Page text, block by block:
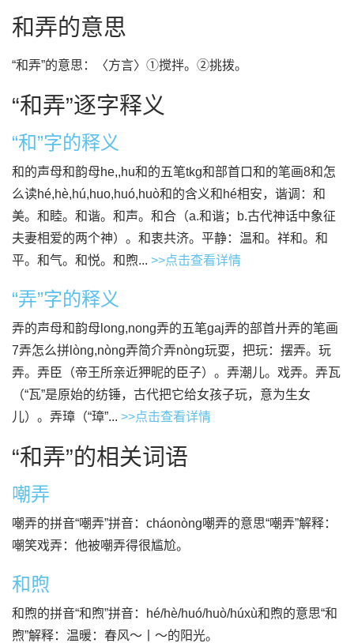
和弄的意思
“和弄”的意思：〈方言〉①搅拌。②挑拨。
“和弄”逐字释义
“和”字的释义
和的声母和韵母he,,hu和的五笔tkg和部首口和的笔画8和怎
么读hé,hè,hú,huo,huó,huò和的含义和hé相安，谐调：和
美。和睦。和谐。和声。和合（a.和谐；b.古代神话中象征
夫妻相爱的两个神）。和衷共济。平静：温和。祥和。和
平。和气。和悦。和煦... >>点击查看详情
“弄”字的释义
弄的声母和韵母long,nong弄的五笔gaj弄的部首廾弄的笔画
7弄怎么拼lòng,nòng弄简介弄nòng玩耍，把玩：摆弄。玩
弄。弄臣（帝王所亲近狎昵的臣子）。弄潮儿。戏弄。弄瓦
（“瓦”是原始的纺锤，古代把它给女孩子玩，意为生女
儿）。弄璋（“璋”... >>点击查看详情
“和弄”的相关词语
嘲弄
嘲弄的拼音“嘲弄”拼音：cháonòng嘲弄的意思“嘲弄”解释：
嘲笑戏弄：他被嘲弄得很尴尬。
和煦
和煦的拼音“和煦”拼音：hé/hè/huó/huò/húxù和煦的意思“和
煦”解释：温暖：春风～丨～的阳光。